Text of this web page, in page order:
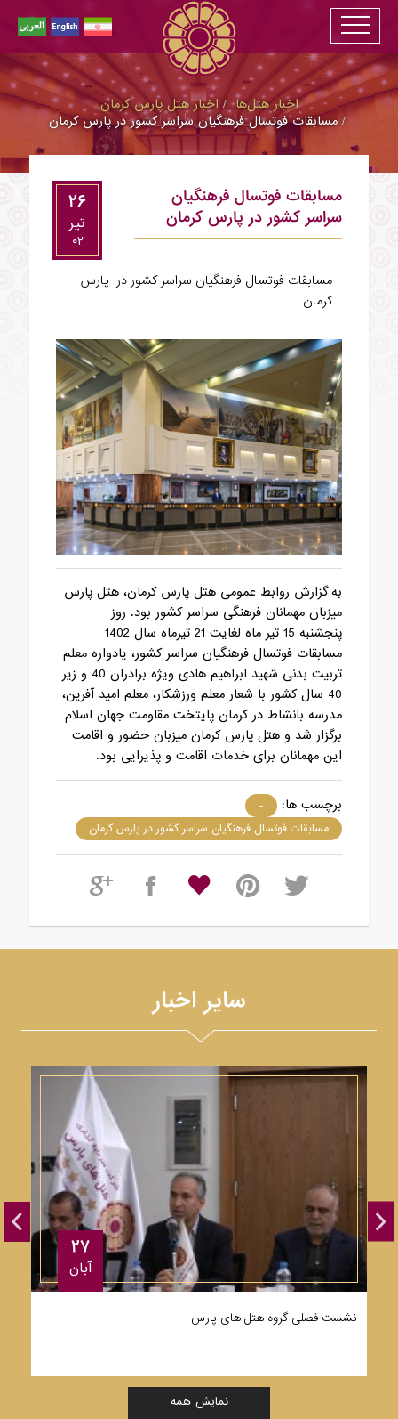
اخبار هتل‌ها
اخبار هتل پارس کرمان
مسابقات فوتسال فرهنگیان سراسر کشور در پارس کرمان
مسابقات فوتسال فرهنگیان
سراسر کشور در پارس کرمان
۲۶
تير
۰۲
مسابقات فوتسال فرهنگیان سراسر کشور در پارس
کرمان
به گزارش روابط عمومی هتل پارس کرمان، هتل پارس
میزبان مهمانان فرهنگی سراسر کشور بود. روز
پنجشنبه 15 تیر ماه لغایت 21 تیرماه سال 1402
مسابقات فوتسال فرهنگیان سراسر کشور، یادواره معلم
تربیت بدنی شهید ابراهیم هادی ویژه برادران 40 و زیر
40 سال کشور با شعار معلم ورزشکار، معلم امید آفرین،
مدرسه بانشاط در کرمان پایتخت مقاومت جهان اسلام
برگزار شد و هتل پارس کرمان میزبان حضور و اقامت
این مهمانان برای خدمات اقامت و پذیرایی بود.
برچسب ها:
-
مسابقات فوتسال فرهنگیان سراسر کشور در پارس کرمان
سایر اخبار
۲۷
آبان
نشست فصلی گروه هتل های پارس
نمایش همه